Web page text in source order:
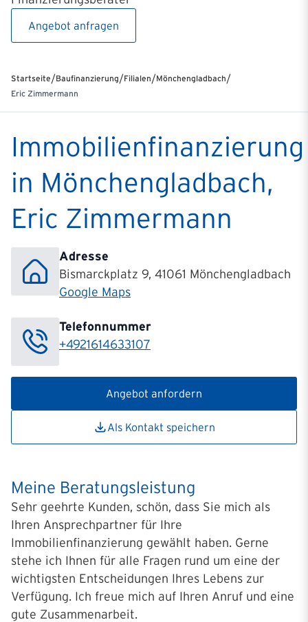
Angebot anfragen
Startseite/Baufinanzierung/Filialen/Mönchengladbach/
Eric Zimmermann
Immobilienfinanzierung
in Mönchengladbach,
Eric Zimmermann
Adresse
Bismarckplatz 9, 41061 Mönchengladbach
Google Maps
Telefonnummer
+4921614633107
Angebot anfordern
Als Kontakt speichern
Meine Beratungsleistung
Sehr geehrte Kunden, schön, dass Sie mich als
Ihren Ansprechpartner für Ihre
Immobilienfinanzierung gewählt haben. Gerne
stehe ich Ihnen für alle Fragen rund um eine der
wichtigsten Entscheidungen Ihres Lebens zur
Verfügung. Ich freue mich auf Ihren Anruf und eine
gute Zusammenarbeit.